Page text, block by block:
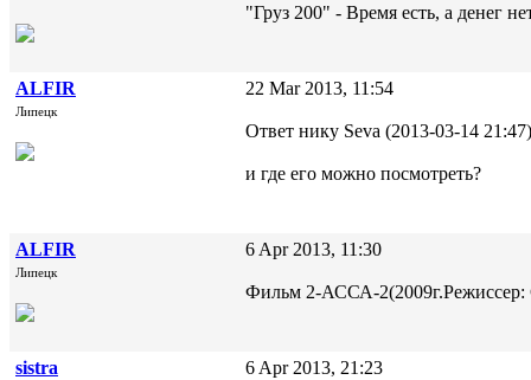
"Груз 200" - Время есть, а денег
ALFIR
Липецк
22 Mar 2013, 11:54
Ответ нику Seva (2013-03-14
и где его можно посмотреть?
ALFIR
Липецк
6 Apr 2013, 11:30
Фильм 2-АССА-2(2009г.Режиссер:
sistra 6 Apr 2013, 21:23